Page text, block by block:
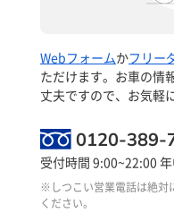
Webフォームかフリー
ただけます。お車の情
丈夫ですので、お気軽
0120-389-
受付時間 9:00~22:00
※しつこい営業電話は絶対
ください。